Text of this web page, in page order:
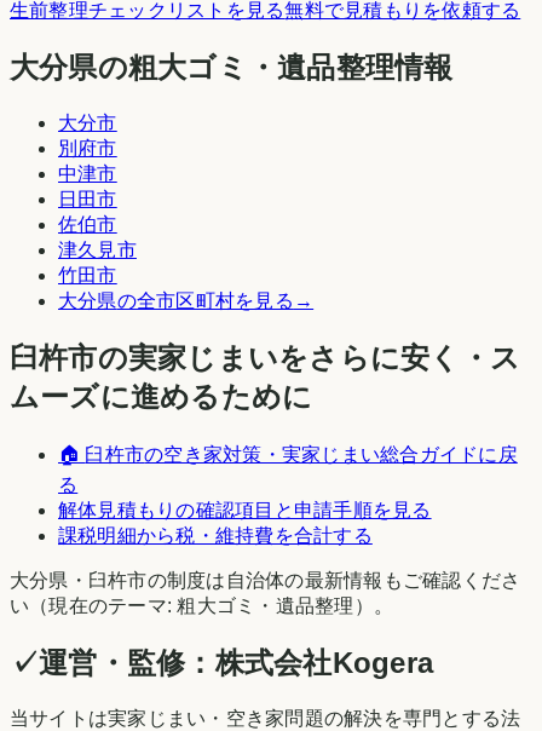
生前整理チェックリストを見る無料で見積もりを依頼する
大分県の粗大ゴミ・遺品整理情報
大分市
別府市
中津市
日田市
佐伯市
津久見市
竹田市
大分県の全市区町村を見る →
臼杵市の実家じまいをさらに安く・ス
ムーズに進めるために
🏠 臼杵市の空き家対策・実家じまい総合ガイドに戻
る
解体見積もりの確認項目と申請手順を見る
課税明細から税・維持費を合計する
大分県 ・ 臼杵市の制度は自治体の最新情報もご確認くださ
い（現在のテーマ:粗大ゴミ・遺品整理 ）。
✓運営・監修：株式会社Kogera
当サイトは実家じまい・空き家問題の解決を専門とする法